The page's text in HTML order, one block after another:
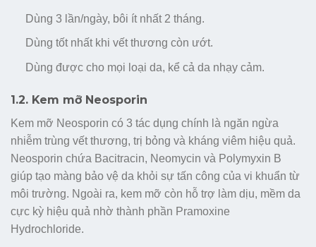
Dùng 3 lần/ngày, bôi ít nhất 2 tháng.
Dùng tốt nhất khi vết thương còn ướt.
Dùng được cho mọi loại da, kể cả da nhạy cảm.
1.2. Kem mỡ Neosporin
Kem mỡ Neosporin có 3 tác dụng chính là ngăn ngừa
nhiễm trùng vết thương, trị bỏng và kháng viêm hiệu quả.
Neosporin chứa Bacitracin, Neomycin và Polymyxin B
giúp tạo màng bảo vệ da khỏi sự tấn công của vi khuẩn từ
môi trường. Ngoài ra, kem mỡ còn hỗ trợ làm dịu, mềm da
cực kỳ hiệu quả nhờ thành phần Pramoxine
Hydrochloride.